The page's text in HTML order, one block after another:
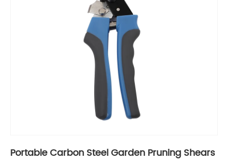
Portable Carbon Steel Garden Pruning Shears